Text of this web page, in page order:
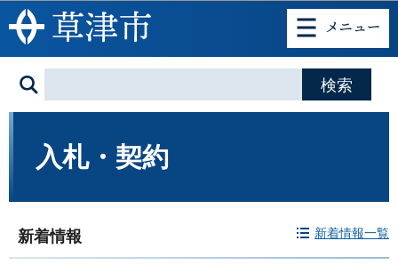
このページの本文へ移動
入札・契約
新着情報 新着情報一覧